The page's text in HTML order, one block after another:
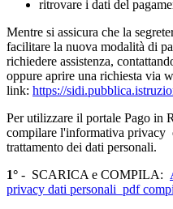
ritrovare i dati del
Mentre si assicura che la
facilitare la nuova modalità di
richiedere assistenza,
oppure aprire una richiesta via
link: https://
Per utilizzare il portale Pago in
compilare l'informativa privacy
trattamento dei dati personali.
1° - SCARICA e COMPILA:
privacy dati personali_pdf